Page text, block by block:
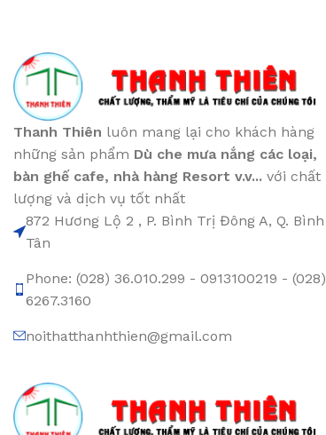
Thanh Thiên luôn mang lại cho khách hàng
những sản phẩm Dù che mưa nắng các loại,
bàn ghế cafe, nhà hàng Resort v.v... với chất
lượng và dịch vụ tốt nhất
872 Hương Lộ 2 , P. Bình Trị Đông A, Q. Bình
Tân
Phone: (028) 36.010.299 - 0913100219 - (028)
6267.3160
noithatthanhthien@gmail.com